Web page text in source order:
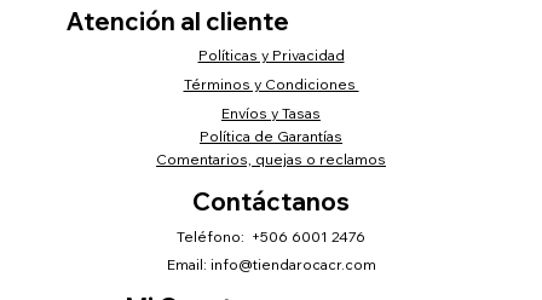
Atención al cliente
Políticas y Privacidad
Términos y Condiciones
Envíos y Tasas
Política de Garantías
Comentarios, quejas o reclamos
Contáctanos
Teléfono: +506 6001 2476
Email: info@tiendarocacr.com